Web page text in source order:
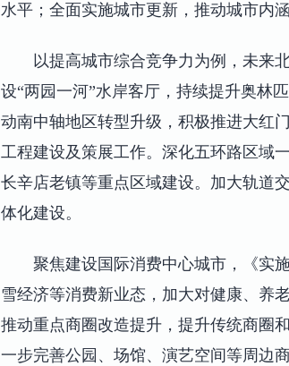
水平；全面实施城市更新，推动城市内涵
以提高城市综合竞争力为例，未来
设“两园一河”水岸客厅，持续提升奥林
动南中轴地区转型升级，积极推进大红
工程建设及策展工作。深化五环路区域
长辛店老镇等重点区域建设。加大轨道
体化建设。
聚焦建设国际消费中心城市，《实
雪经济等消费新业态，加大对健康、养
推动重点商圈改造提升，提升传统商圈
一步完善公园、场馆、演艺空间等周边